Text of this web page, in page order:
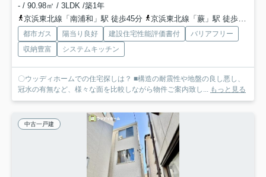
- / 90.98㎡ / 3LDK /築1年
京浜東北線「南浦和」駅 徒歩45分
京浜東北線「蕨」駅 徒歩49分
都市ガス 陽当り良好 建設住宅性能評価書付
バリアフリー
収納豊富
システムキッチン
〇ウッディホームでの住宅探しは？ ■構造の耐震性や地盤の良し悪し、
冠水の有無など、様々な面を比較しながら物件ご案内致し... もっと見る
中古一戸建